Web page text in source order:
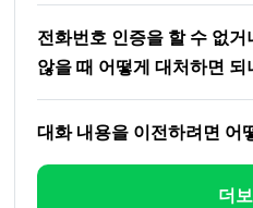
전화번호 인증을 할 수 없
않을 때 어떻게 대처하면 되
대화 내용을 이전하려면 어
더